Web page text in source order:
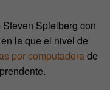
Spielberg con
la que el nivel de
por computadorade